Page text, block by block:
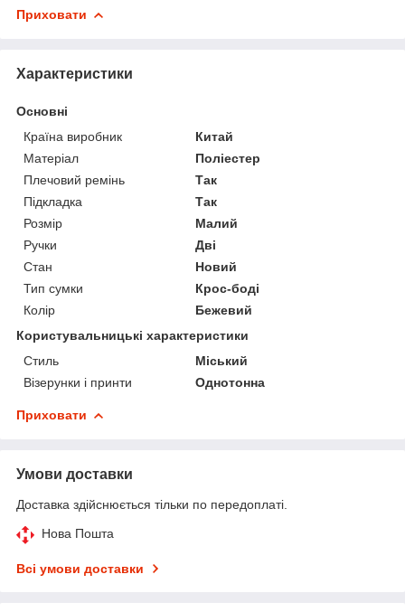
Приховати
Характеристики
Основні
Країна виробник
Китай
Матеріал
Поліестер
Плечовий ремінь
Так
Підкладка
Так
Розмір
Малий
Ручки
Дві
Стан
Новий
Тип сумки
Крос-боді
Колір
Бежевий
Користувальницькі характеристики
Стиль
Міський
Візерунки і принти
Однотонна
Приховати
Умови доставки
Доставка здійснюється тільки по передоплаті.
Нова Пошта
Всі умови доставки